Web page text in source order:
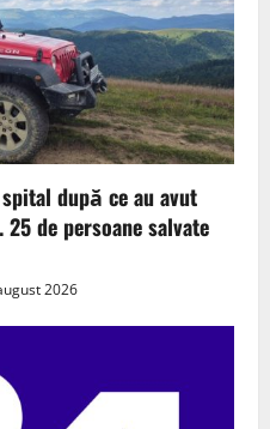
după ce au avut
de persoane salvate
2026